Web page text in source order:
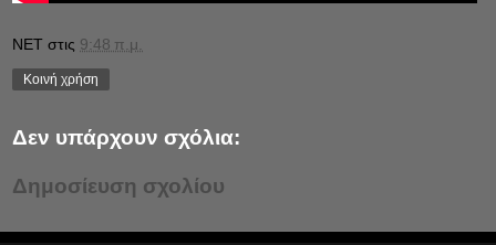
NET στις 9:48 π.μ.
Κοινή χρήση
Δεν υπάρχουν σχόλια:
Δημοσίευση σχολίου